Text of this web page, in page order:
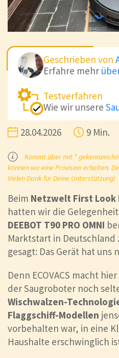
Geschrieben von
Erfahre mehr
Testverfahren
Wie wir unsere
28.04.2026 9 Min.
Kommt über mit *
können wir eine Provision erhalten.
Vielen Dank für Deine Unterstützung!
Beim Netzwelt First Look
hatten wir die
DEEBOT T90 PRO OMNI
Marktstart in Deutschland
gesagt: Das Gerät hat uns
Denn ECOVACS macht
der Saugroboter noch
Wischwalzen-
Flaggschiff-Modellen
vorbehalten war, in eine
Haushalte erschwinglich